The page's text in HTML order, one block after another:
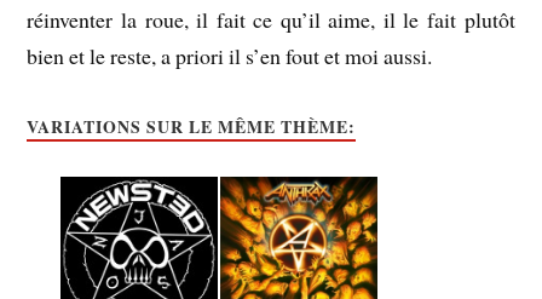
réinventer la roue, il fait ce qu’il aime, il le fait plutôt
bien et le reste, a priori il s’en fout et moi aussi.
VARIATIONS SUR LE MÊME THÈME: